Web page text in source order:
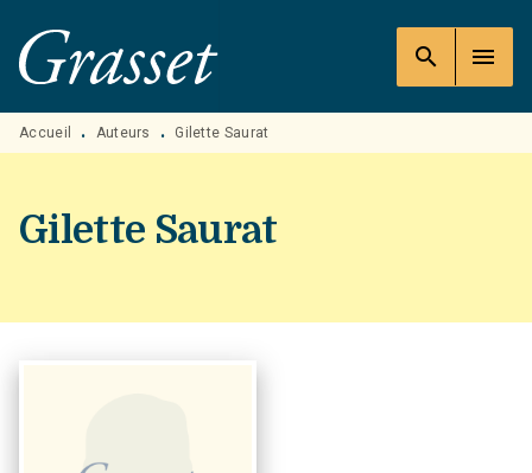
MENU RECHERCHE
PIED DE PAGE
search menu
Accueil • Auteurs • Gilette Saurat
Gilette Saurat